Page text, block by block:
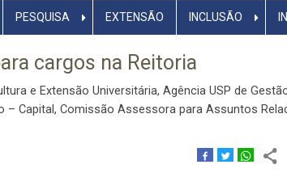
PESQUISA EXTENSÃO INCLUSÃO
cargos na Reitoria
e Extensão Universitária, Agência USP de
– Capital, Comissão Assessora para Assuntos